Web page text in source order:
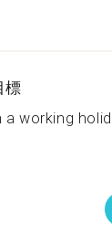
標
working